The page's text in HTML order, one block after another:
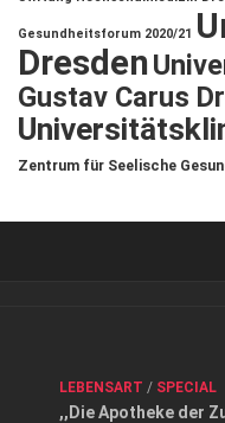
Gesundheitsforum 2020/21
Dresden
Gustav Carus
Zentrum für Seelische
Datenschutzerklärung
LEBENSART / SPECIAL
,,Die Apotheke der